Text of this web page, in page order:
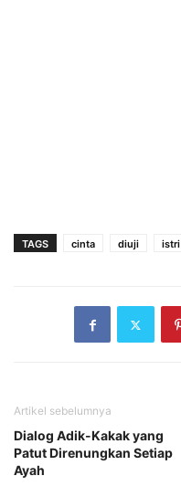
TAGS cinta diuji istri
Artikel sebelumnya
Dialog Adik-Kakak yang
Patut Direnungkan Setiap
Ayah